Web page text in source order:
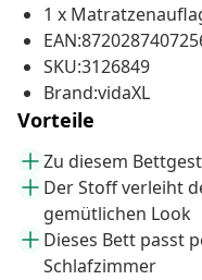
1 x
SKU:3126849
Brand:vidaXL
Vorteile
Zu diesem
Der Stoff verleiht
gemütlichen Look
Dieses Bett passt
Schlafzimmer